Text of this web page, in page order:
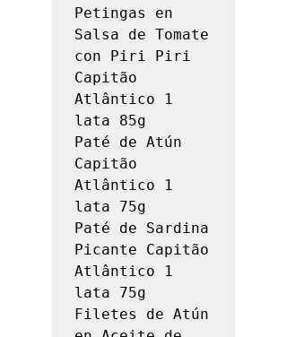
Petingas en
Salsa de Tomate
con Piri Piri
Capitão
Atlântico 1
lata 85g
Paté de Atún
Capitão
Atlântico 1
lata 75g
Paté de Sardina
Picante Capitão
Atlântico 1
lata 75g
Filetes de Atún